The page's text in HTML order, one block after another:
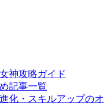
神攻略ガイド
記事一覧
化・スキルアップの